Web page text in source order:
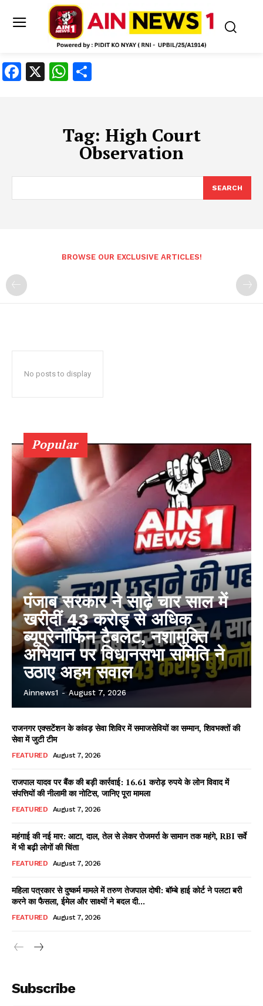
Facebook
X WhatsApp
Share
Read Latest News on AIN
NEWS 1 App
Facebook
X WhatsApp
Tag: High Court
Observation
SEARCH
BROWSE OUR EXCLUSIVE ARTICLES!
No posts to display
Popular
पंजाब सरकार ने साढ़े चार साल में
खरीदीं 43 करोड़ से अधिक
ब्यूप्रेनॉर्फिन टैबलेट, नशामुक्ति
अभियान पर विधानसभा समिति ने
उठाए अहम सवाल
Ainnews1 - August 7, 2026
राजनगर एक्सटेंशन के कांवड़ सेवा शिविर में समाजसेवियों का सम्मान, शिवभक्तों की
सेवा में जुटी टीम
FEATURED August 7, 2026
राजपाल यादव पर बैंक की बड़ी कार्रवाई: 16.61 करोड़ रुपये के लोन विवाद में
संपत्तियों की नीलामी का नोटिस, जानिए पूरा मामला
FEATURED August 7, 2026
महंगाई की नई मार: आटा, दाल, तेल से लेकर रोजमर्रा के सामान तक महंगे, RBI सर्वे
में भी बढ़ी लोगों की चिंता
FEATURED August 7, 2026
महिला पत्रकार से दुष्कर्म मामले में तरुण तेजपाल दोषी: बॉम्बे हाई कोर्ट ने पलटा बरी
करने का फैसला, ईमेल और साक्ष्यों ने बदल दी...
FEATURED August 7, 2026
Subscribe